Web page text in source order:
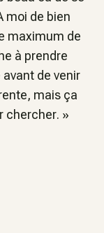
moi de bien
maximum de
à prendre
de venir
mais ça
chercher. »